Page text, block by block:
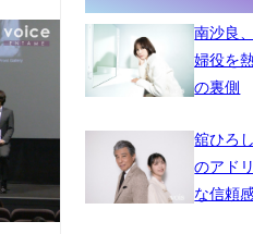
南沙良
婦役を
の裏側
舘ひろ
のアド
な信頼